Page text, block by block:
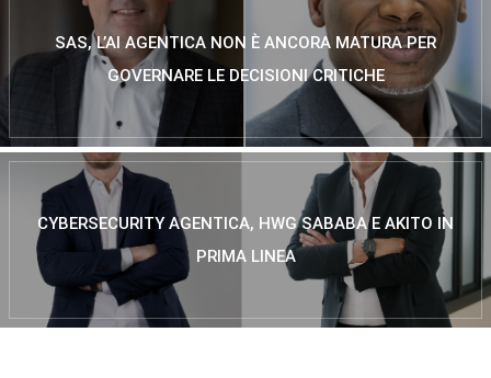
SAS, L’AI AGENTICA NON È ANCORA MATURA PER
GOVERNARE LE DECISIONI CRITICHE
CYBERSECURITY AGENTICA, HWG SABABA E AKITO IN
PRIMA LINEA